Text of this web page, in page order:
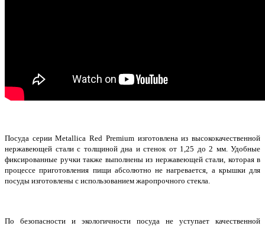
Посуда серии Metallica Red Premium изготовлена из высококачественной
нержавеющей стали с толщиной дна и стенок от 1,25 до 2 мм. Удобные
фиксированные ручки также выполнены из нержавеющей стали, которая в
процессе приготовления пищи абсолютно не нагревается, а крышки для
посуды изготовлены с использованием жаропрочного стекла.
По безопасности и экологичности посуда не уступает качественной